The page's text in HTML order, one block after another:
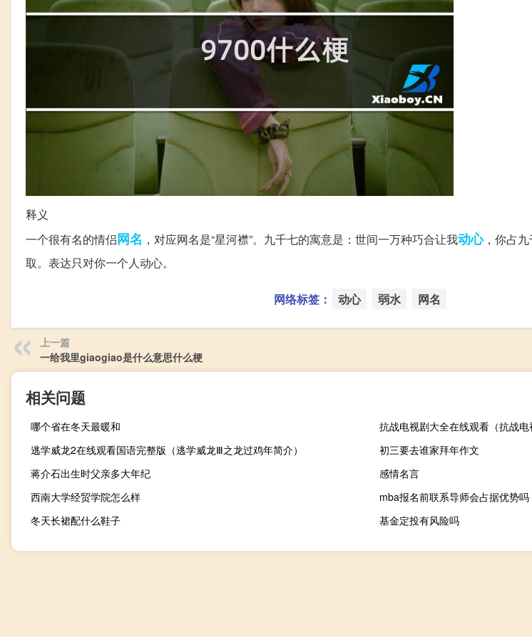
释义
一个很有名的情侣网名 ，对应网名是“星河襟”。九千七的寓意是：世间一万种巧合让我动心，你占
取。表达只对你一个人动心。
网络标签： 动心 弱水 网名
上一篇
一给我里giaogiao是什么意思什么梗
相关问题
哪个省在冬天最暖和
抗战电视剧大全在线观看（抗战电
逃学威龙2在线观看国语完整版（逃学威龙Ⅲ之龙过鸡年简介）
初三要去谁家拜年作文
蒋介石出生时父亲多大年纪
感情名言
西南大学经贸学院怎么样
mba报名前联系导师会占据优势吗
冬天长裙配什么鞋子
基金定投有风险吗